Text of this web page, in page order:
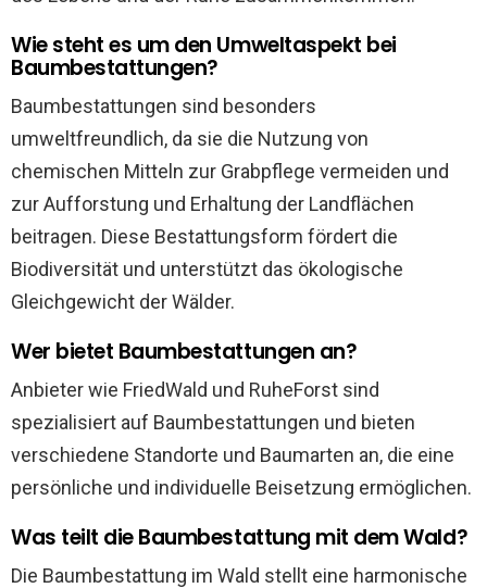
Wie steht es um den Umweltaspekt bei
Baumbestattungen?
Baumbestattungen sind besonders
umweltfreundlich, da sie die Nutzung von
chemischen Mitteln zur Grabpflege vermeiden und
zur Aufforstung und Erhaltung der Landflächen
beitragen. Diese Bestattungsform fördert die
Biodiversität und unterstützt das ökologische
Gleichgewicht der Wälder.
Wer bietet Baumbestattungen an?
Anbieter wie FriedWald und RuheForst sind
spezialisiert auf Baumbestattungen und bieten
verschiedene Standorte und Baumarten an, die eine
persönliche und individuelle Beisetzung ermöglichen.
Was teilt die Baumbestattung mit dem Wald?
Die Baumbestattung im Wald stellt eine harmonische